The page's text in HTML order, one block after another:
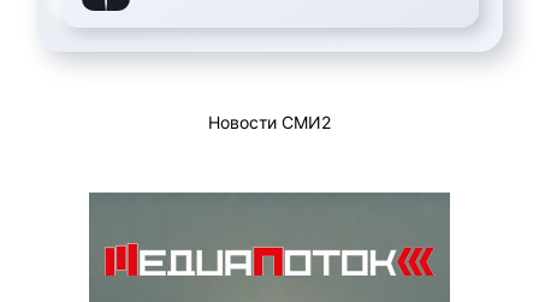
Новости СМИ2